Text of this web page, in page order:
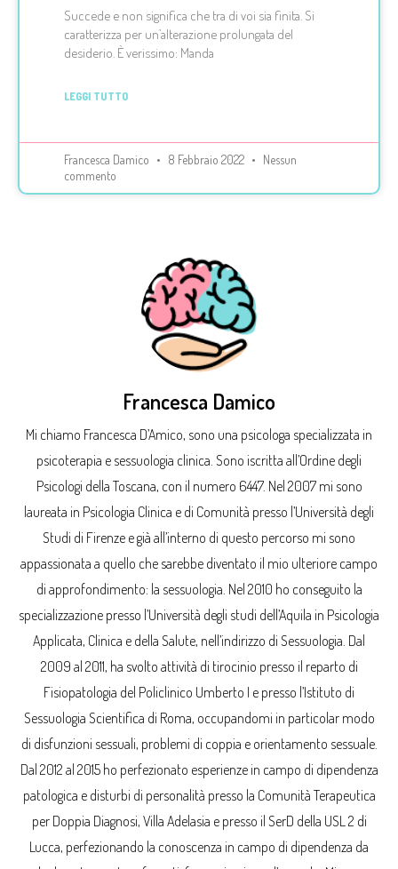
Succede e non significa che tra di voi sia finita. Si
caratterizza per un’alterazione prolungata del
desiderio. È verissimo: Manda
LEGGI TUTTO
Francesca Damico 8 Febbraio 2022
Nessun
commento
Francesca Damico
Mi chiamo Francesca D’Amico, sono una psicologa specializzata in
psicoterapia e sessuologia clinica. Sono iscritta all’Ordine degli
Psicologi della Toscana, con il numero 6447. Nel 2007 mi sono
laureata in Psicologia Clinica e di Comunità presso l’Università degli
Studi di Firenze e già all’interno di questo percorso mi sono
appassionata a quello che sarebbe diventato il mio ulteriore campo
di approfondimento: la sessuologia. Nel 2010 ho conseguito la
specializzazione presso l’Università degli studi dell’Aquila in Psicologia
Applicata, Clinica e della Salute, nell’indirizzo di Sessuologia. Dal
2009 al 2011, ha svolto attività di tirocinio presso il reparto di
Fisiopatologia del Policlinico Umberto I e presso l’Istituto di
Sessuologia Scientifica di Roma, occupandomi in particolar modo
di disfunzioni sessuali, problemi di coppia e orientamento sessuale.
Dal 2012 al 2015 ho perfezionato esperienze in campo di dipendenza
patologica e disturbi di personalità presso la Comunità Terapeutica
per Doppia Diagnosi, Villa Adelasia e presso il SerD della USL 2 di
Lucca, perfezionando la conoscenza in campo di dipendenza da